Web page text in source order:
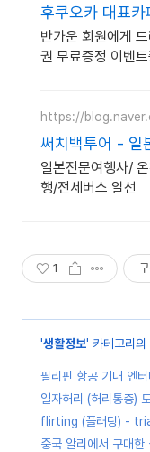
후쿠오카 대표
후쿠
반가운 회원에게
권 무료증정 이벤
https://
써치백투어 - 일
일본전문여행사/
행/전세버스 알선
1
'생활정보' 카테고리의
필리핀 항공 기내 엔
Wifi
(0)
일자허리 (허리통증)
flirting (플러팅) -
법, 삼각법, 삼각 유혹
중국 알리에서 구매한